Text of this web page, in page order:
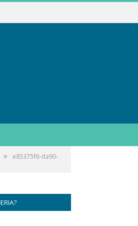
» e85375f6-da90-